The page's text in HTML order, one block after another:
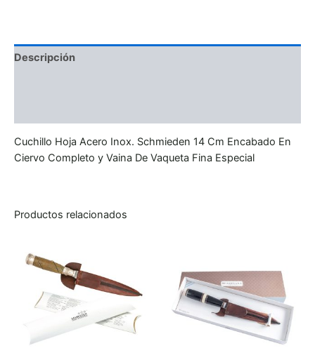
Descripción
Cuchillo Hoja Acero Inox. Schmieden 14 Cm Encabado En
Ciervo Completo y Vaina De Vaqueta Fina Especial
Productos relacionados